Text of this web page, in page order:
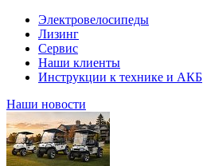
Электровелосипеды
Лизинг
Сервис
Наши клиенты
Инструкции к технике и АКБ
Наши новости